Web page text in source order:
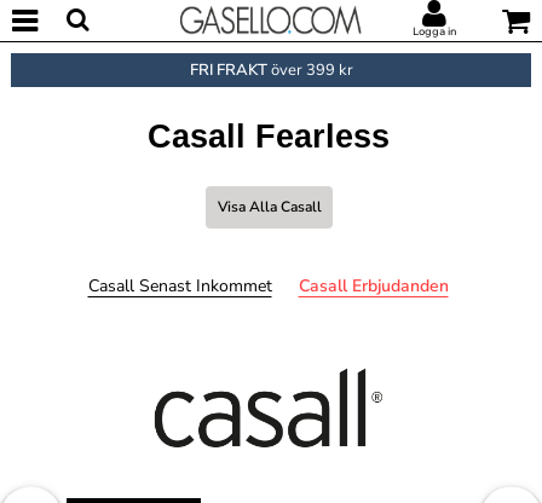
Logga in
FRI FRAKTöver 399 kr
Casall Fearless
Visa Alla Casall
Casall Senast Inkommet Casall Erbjudanden